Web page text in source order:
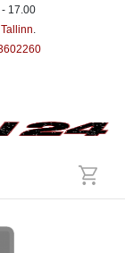
- 17.00
.